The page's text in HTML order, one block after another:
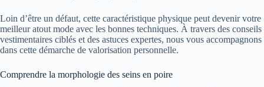
Loin d’être un défaut, cette caractéristique physique peut devenir votre
meilleur atout mode avec les bonnes techniques. À travers des conseils
vestimentaires ciblés et des astuces expertes, nous vous accompagnons
dans cette démarche de valorisation personnelle.
Comprendre la morphologie des seins en poire